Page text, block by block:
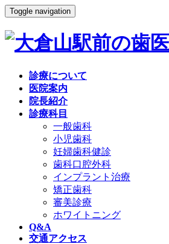
Toggle navigation
診療について
医院案内
院長紹介
診療科目
一般歯科
小児歯科
妊婦歯科健診
歯科口腔外科
インプラント治療
矯正歯科
審美診療
ホワイトニング
Q&A
交通アクセス